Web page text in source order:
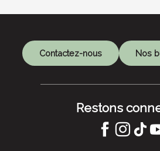
Contactez-nous Nos
Restons